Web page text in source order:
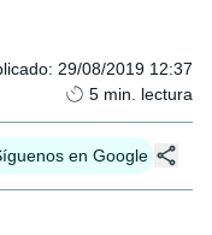
: 29/08/2019 12:37
5 min. lectura
en Google